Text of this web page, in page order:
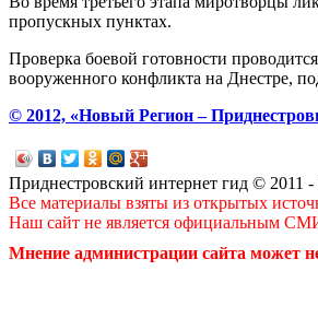
пропускных пунктах.
Проверка боевой готовности
вооруженного конфликта на Днестре,
© 2012, «Новый Регион –
Приднестровский интернет гид © 2011 -
Все материалы взяты из открытых
Наш сайт не является официальным
Мнение администрации сайта может